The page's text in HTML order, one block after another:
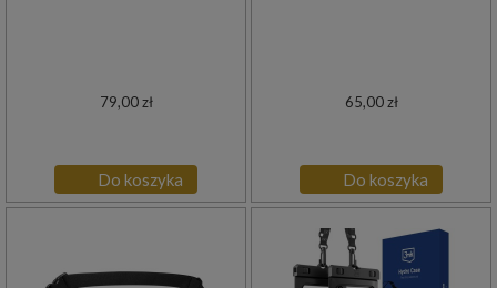
79,00 zł
Do koszyka
65,00 zł
Do koszyka